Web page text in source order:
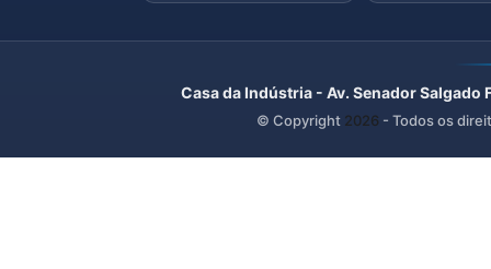
Casa da Indústria - Av. Senador
© Copyright 2026 - Todos os